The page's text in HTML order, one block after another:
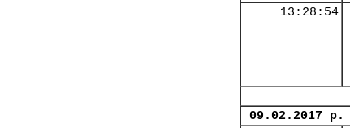
13:28:54
09.02.2017 р.